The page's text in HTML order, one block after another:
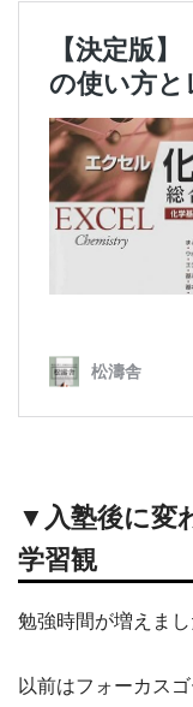
▼入塾後に変
学習観
勉強時間が増えまし
以前はフォーカス